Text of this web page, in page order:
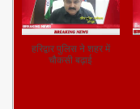
हरिद्वार पुलिस ने शहर में
चौकसी बढ़ाई